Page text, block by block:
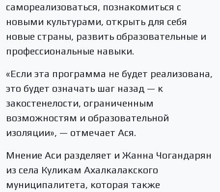
самореализоваться, познакомиться с
новыми культурами, открыть для себя
новые страны, развить образовательные и
профессиональные навыки.
«Если эта программа не будет реализована,
это будет означать шаг назад — к
закостенелости, ограниченным
возможностям и образовательной
изоляции», — отмечает Ася.
Мнение Аси разделяет и Жанна Чогандарян
из села Куликам Ахалкалакского
муниципалитета, которая также